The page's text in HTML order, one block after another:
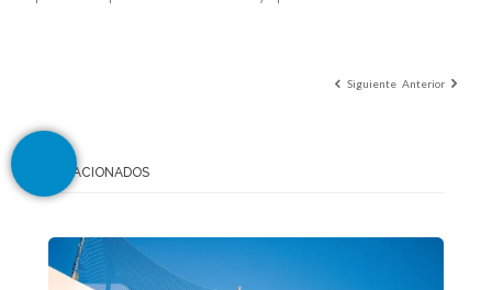
Siguiente Anterior
RELACIONADOS